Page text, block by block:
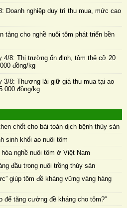
Doanh nghiệp duy trì thu mua, mức cao
tảng cho nghề nuôi tôm phát triển bền
4/8: Thị trường ổn định, tôm thẻ cỡ 20
đồng/kg
3/8: Thương lái giữ giá thu mua tại ao
đồng/kg
chốt cho bài toán dịch bệnh thủy sản
sinh khối ao nuôi tôm
nghề nuôi tôm ở Việt Nam
đầu trong nuôi trồng thủy sản
giúp tôm đề kháng vững vàng hàng
để tăng cường đề kháng cho tôm?”